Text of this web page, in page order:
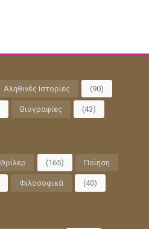
Αληθινές Ιστορίες (90)
Βιογραφίες (43)
Θρίλερ (165) Ποίηση
Φιλοσοφικά (40)